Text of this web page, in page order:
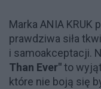
Marka ANIA KRUK
prawdziwa siła
i samoakceptacji.
Than Ever"to
które nie boją się